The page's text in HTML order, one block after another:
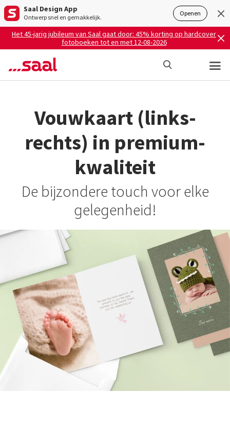
Saal Design App
Ontwerp snel en gemakkelijk. Openen
Het 45-jarig jubileum van Saal gaat door: 45% korting op hardcover
fotoboeken tot en met 12-08-2026
Vouwkaart (links-
rechts) in premium-
kwaliteit
De bijzondere touch voor elke
gelegenheid!